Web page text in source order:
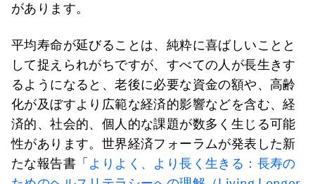
があります。
平均寿命が延びることは、純粋に喜ばしいことと
して捉えられがちですが、すべての人が長生きす
るようになると、老後に必要な資金の額や、高齢
化が及ぼすより広範な経済的影響などを含む、経
済的、社会的、個人的な課題が数多く生じる可能
性があります。世界経済フォーラムが発表した新
たな報告書「 よりよく、より長く生きる：長寿の